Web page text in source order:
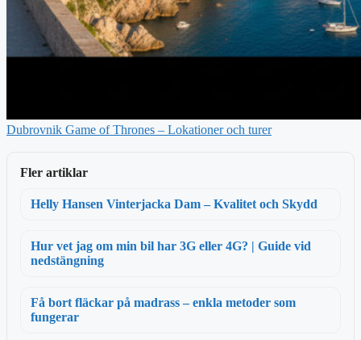
Dubrovnik Game of Thrones – Lokationer och turer
Fler artiklar
Helly Hansen Vinterjacka Dam – Kvalitet och Skydd
Hur vet jag om min bil har 3G eller 4G? | Guide vid
nedstängning
Få bort fläckar på madrass – enkla metoder som
fungerar